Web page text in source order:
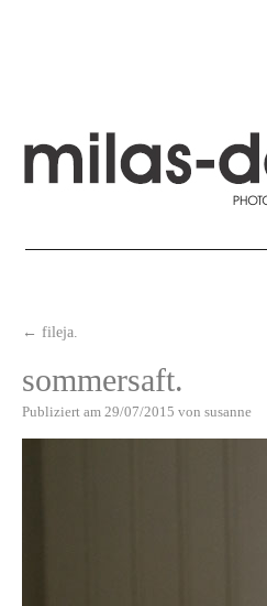
← fileja.
sommersaft.
Publiziert am 29/07/2015 von susanne